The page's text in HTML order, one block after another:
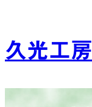
を
ス
ッ
久光工房